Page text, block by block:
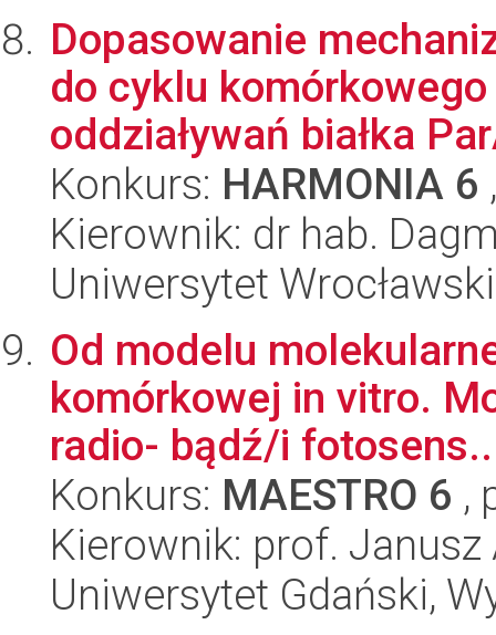
Dopasowanie
do cyklu
oddziaływań białka
Konkurs: HARMONIA 6
Kierownik: dr hab.
Uniwersytet
Od modelu
komórkowej in vitro.
radio- bądź/i
Konkurs: MAESTRO 6 ,
Kierownik: prof. Janusz
Uniwersytet Gdański,